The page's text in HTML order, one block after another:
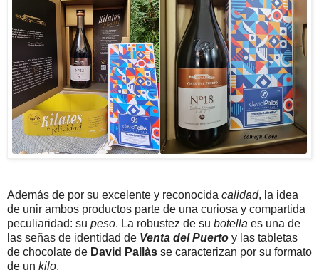
Además de por su excelente y reconocida calidad, la idea
de unir ambos productos parte de una curiosa y compartida
peculiaridad: su peso. La robustez de su botella es una de
las señas de identidad de Venta del Puerto y las tabletas
de chocolate de David Pallàs se caracterizan por su formato
de un kilo.